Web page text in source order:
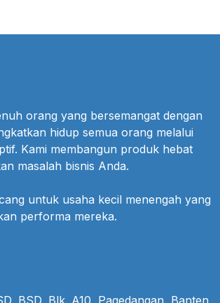
orang yang bersemangat dengan
hidup semua orang melalui
Kami membangun produk hebat
masalah bisnis Anda.
untuk usaha kecil menengah yang
performa mereka.